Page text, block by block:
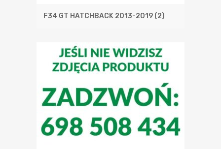
F34 GT HATCHBACK 2013-2019 (2)